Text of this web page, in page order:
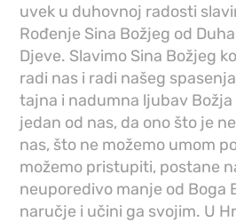
uvek u duhovnoj radosti
Rođenje Sina Božjeg od
Djeve. Slavimo Sina Božjeg
radi nas i radi našeg
tajna i nadumna ljubav
jedan od nas, da ono što je
nas, što ne možemo umom
možemo pristupiti, postane
neuporedivo manje od Boga
naručje i učini ga svojim. U